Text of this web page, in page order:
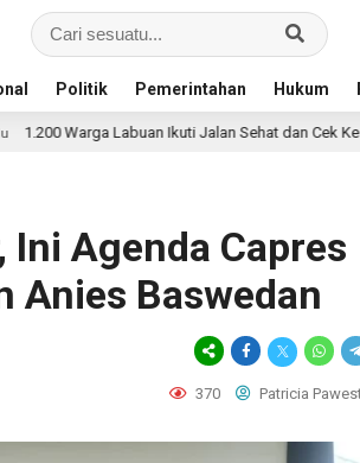
Politik Pemerintahan Hukum
Jalan Sehat dan Cek Kesehatan Gratis Bersama
Ini Agenda Capres
Anies Baswedan
370 Patricia